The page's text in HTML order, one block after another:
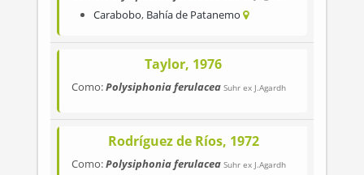
Carabobo, Bahía de Patanemo
Taylor, 1976
Como:Polysiphonia ferulacea Suhr ex J.Agardh
Rodríguez de Ríos, 1972
Como:Polysiphonia ferulacea Suhr ex J.Agardh